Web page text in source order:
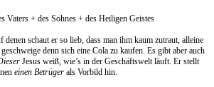
Vaters + des Sohnes + des Heiligen Geistes
schaut er so lieb, dass man ihm kaum zutraut, alleine
denn sich eine Cola zu kaufen. Es gibt aber auch
Jesus weiß, wie’s in der Geschäftswelt läuft. Er stellt
einen Betrügerals Vorbild hin.